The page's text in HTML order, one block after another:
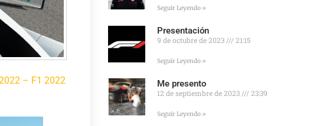
2022 – F1 2022
Seguir Leyendo »
Presentación
9 de octubre de 2023 21:15
Seguir Leyendo »
Me presento
12 de septiembre de 2023 23:39
Seguir Leyendo »